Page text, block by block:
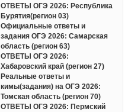
ОТВЕТЫ ОГЭ 2026: Республика
Бурятия(регион 03)
Официальные ответы и
задания ОГЭ 2026: Самарская
область (регион 63)
ОТВЕТЫ ОГЭ 2026:
Хабаровский край (регион 27)
Реальные ответы и
кимы(задания) на ОГЭ 2026:
Томская область (регион 70)
ОТВЕТЫ ОГЭ 2026: Пермский